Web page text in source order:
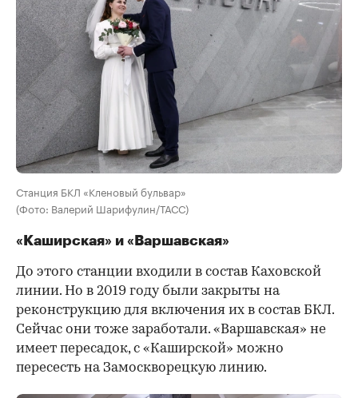
Станция БКЛ «Кленовый бульвар»
(Фото: Валерий Шарифулин/ТАСС)
«Каширская» и «Варшавская»
До этого станции входили в состав Каховской
линии. Но в 2019 году были закрыты на
реконструкцию для включения их в состав БКЛ.
Сейчас они тоже заработали. «Варшавская» не
имеет пересадок, с «Каширской» можно
пересесть на Замоскворецкую линию.